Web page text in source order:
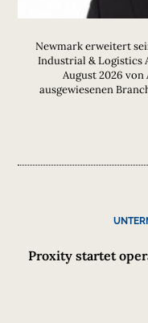
Newmark erweitert
Industrial & Logistics
August 2026
ausgewiesenen
Proxity startet